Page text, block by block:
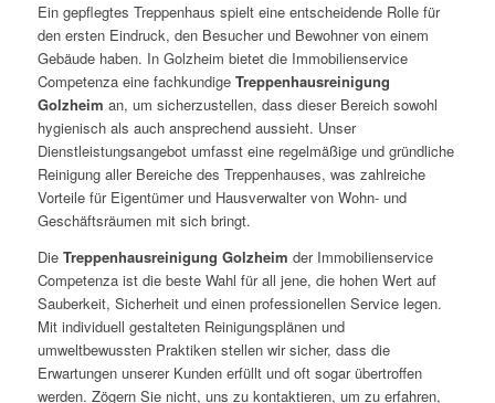
Ein gepflegtes Treppenhaus spielt eine entscheidende Rolle für
den ersten Eindruck, den Besucher und Bewohner von einem
Gebäude haben. In Golzheim bietet die Immobilienservice
Competenza eine fachkundige Treppenhausreinigung
Golzheim an, um sicherzustellen, dass dieser Bereich sowohl
hygienisch als auch ansprechend aussieht. Unser
Dienstleistungsangebot umfasst eine regelmäßige und gründliche
Reinigung aller Bereiche des Treppenhauses, was zahlreiche
Vorteile für Eigentümer und Hausverwalter von Wohn- und
Geschäftsräumen mit sich bringt.
Die Treppenhausreinigung Golzheim der Immobilienservice
Competenza ist die beste Wahl für all jene, die hohen Wert auf
Sauberkeit, Sicherheit und einen professionellen Service legen.
Mit individuell gestalteten Reinigungsplänen und
umweltbewussten Praktiken stellen wir sicher, dass die
Erwartungen unserer Kunden erfüllt und oft sogar übertroffen
werden. Zögern Sie nicht, uns zu kontaktieren, um zu erfahren,